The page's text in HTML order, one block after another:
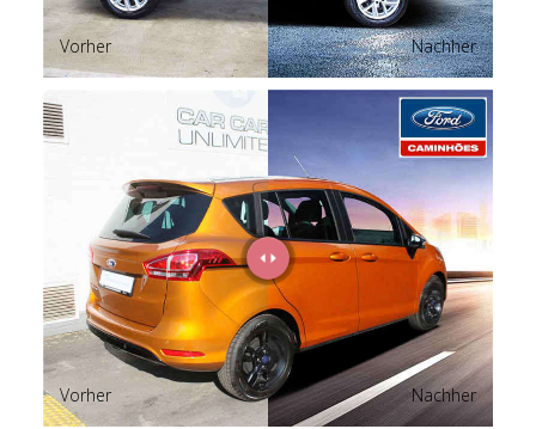
Nachher
Vorher
Nachher
Vorher